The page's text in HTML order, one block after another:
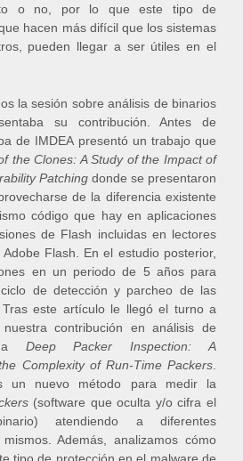
o no, por lo que este tipo de
hacen más difícil que los sistemas
pueden llegar a ser útiles en el
la sesión sobre análisis de binarios
su contribución. Antes de
de IMDEA presentó un trabajo que
the Clones: A Study of the Impact of
Patching donde se presentaron
de la diferencia existente
código que hay en aplicaciones
de Flash incluidas en lectores
Flash. En el estudio posterior,
en un periodo de 5 años para
de detección y parcheo de las
Tras este artículo le llegó el turno a
contribución en análisis de
Deep Packer Inspection: A
Complexity of Run-Time Packers
un nuevo método para medir la
(software que oculta y/o cifra el
atendiendo a diferentes
Además, analizamos cómo